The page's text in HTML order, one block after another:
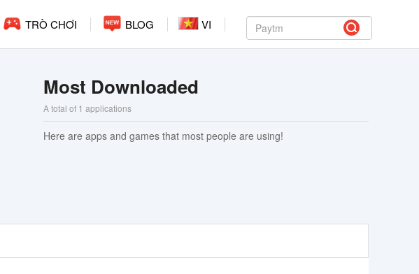
TRÒ CHƠI BLOG VI
Most Downloaded
A total of 1 applications
Here are apps and games that most people are using!